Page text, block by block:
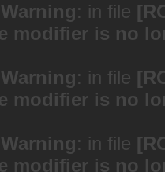
: in file
modifier is no
: in file
modifier is no
: in file
modifier is no